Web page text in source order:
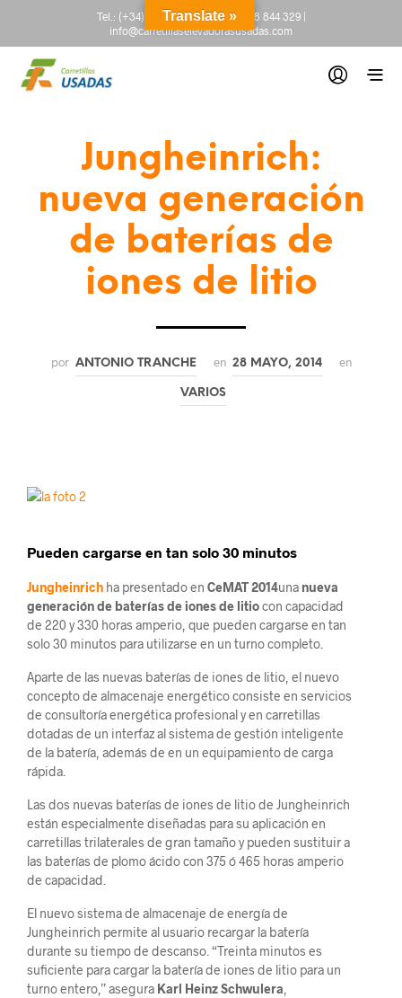
Tel.: (+34) 665 845 222-(+34) 918 844 329|
info@carretillaselevadorasusadas.com
Jungheinrich:
nueva generación
de baterías de
iones de litio
por ANTONIO TRANCHE en 28 MAYO, 2014 en
VARIOS
Pueden cargarse en tan solo 30 minutos
Jungheinrich ha presentado en CeMAT 2014una nueva
generación de baterías de iones de litiocon capacidad
de 220 y 330 horas amperio, que pueden cargarse en tan
solo 30 minutos para utilizarse en un turno completo.
Aparte de las nuevas baterías de iones de litio, el nuevo
concepto de almacenaje energético consiste en servicios
de consultoría energética profesional y en carretillas
dotadas de un interfaz al sistema de gestión inteligente
de la batería, además de en un equipamiento de carga
rápida.
Las dos nuevas baterías de iones de litio de Jungheinrich
están especialmente diseñadas para su aplicación en
carretillas trilaterales de gran tamaño y pueden sustituir a
las baterías de plomo ácido con 375 ó 465 horas amperio
de capacidad.
El nuevo sistema de almacenaje de energía de
Jungheinrich permite al usuario recargar la batería
durante su tiempo de descanso. “Treinta minutos es
suficiente para cargar la batería de iones de litio para un
turno entero,” asegura Karl Heinz Schwulera
Translate »